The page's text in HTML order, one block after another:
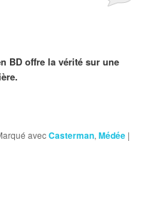
BD offre la vérité sur une
avecCasterman,Médée |